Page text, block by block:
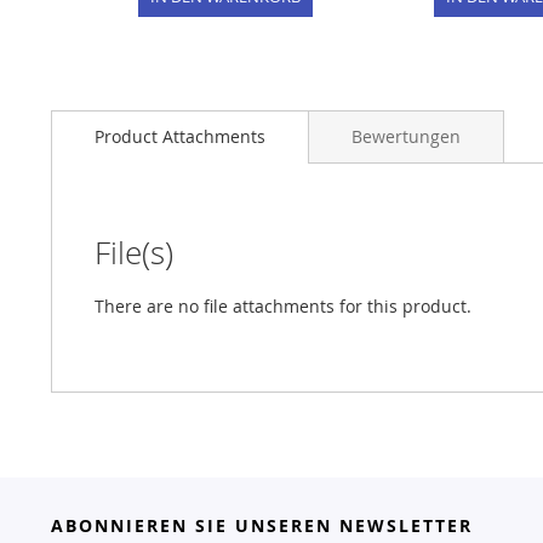
Product Attachments
File(s)
There are no file attachments for this product.
Bewertungen
ABONNIEREN SIE UNSEREN NEWSLETTER